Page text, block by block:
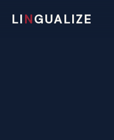
LINGUALIZE